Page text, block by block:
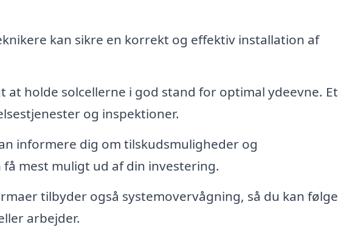
kan sikre en korrekt og effektiv installation af
at holde solcellerne i god stand for optimal ydeevne. Et
og inspektioner.
informere dig om tilskudsmuligheder og
mest muligt ud af din investering.
tilbyder også systemovervågning, så du kan følge
arbejder.